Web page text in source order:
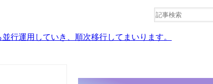
音楽
行運用していき、順次移行してまいります。